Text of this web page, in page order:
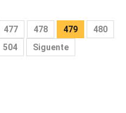
477 478 479
480
504 Siguente